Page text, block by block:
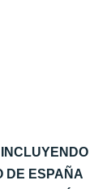
DE ESPAÑA